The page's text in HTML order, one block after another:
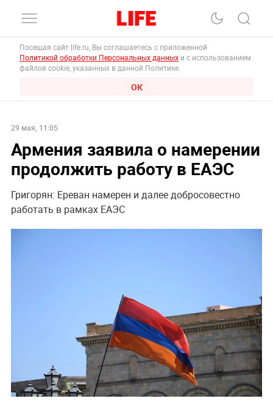
Посещая сайт life.ru, Вы соглашаетесь с приложенной
Политикой обработки Персональных данных и с использованием
файлов cookie, указанных в данной Политике.
ОК
29 мая, 11:05
Армения заявила о намерении
продолжить работу в ЕАЭС
Григорян: Ереван намерен и далее добросовестно
работать в рамках ЕАЭС